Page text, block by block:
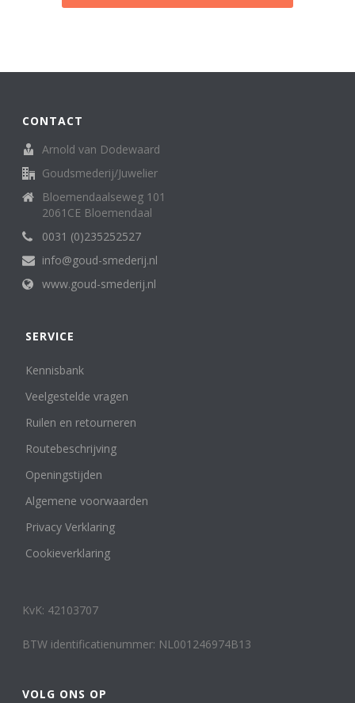
€ 1.796,00.€ 898,00.
CONTACT
Arnold van Dodewaard
Goudsmederij/Juwelier
Bloemendaalseweg 101
2061CE Bloemendaal
0031 (0)235252527
info@goud-smederij.nl
www.goud-smederij.nl
SERVICE
Kennisbank
Veelgestelde vragen
Ruilen en retourneren
Routebeschrijving
Openingstijden
Algemene voorwaarden
Privacy Verklaring
Cookieverklaring
KvK: 42103707
BTW identificatienummer: NL001246974B13
VOLG ONS OP